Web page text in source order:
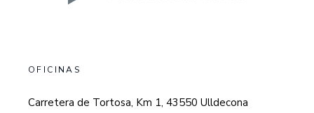
OFICINAS
Carretera de Tortosa, Km 1, 43550 Ulldecona